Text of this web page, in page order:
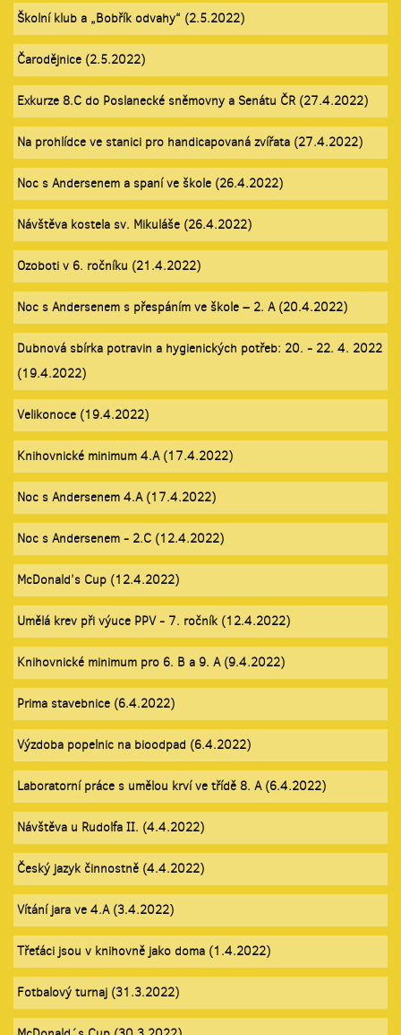
Školní klub a „Bobřík odvahy“ (2.5.2022)
Čarodějnice (2.5.2022)
Exkurze 8.C do Poslanecké sněmovny a Senátu ČR (27.4.2022)
Na prohlídce ve stanici pro handicapovaná zvířata (27.4.2022)
Noc s Andersenem a spaní ve škole (26.4.2022)
Návštěva kostela sv. Mikuláše (26.4.2022)
Ozoboti v 6. ročníku (21.4.2022)
Noc s Andersenem s přespáním ve škole – 2. A (20.4.2022)
Dubnová sbírka potravin a hygienických potřeb: 20. - 22. 4. 2022
(19.4.2022)
Velikonoce (19.4.2022)
Knihovnické minimum 4.A (17.4.2022)
Noc s Andersenem 4.A (17.4.2022)
Noc s Andersenem - 2.C (12.4.2022)
McDonald’s Cup (12.4.2022)
Umělá krev při výuce PPV - 7. ročník (12.4.2022)
Knihovnické minimum pro 6. B a 9. A (9.4.2022)
Prima stavebnice (6.4.2022)
Výzdoba popelnic na bioodpad (6.4.2022)
Laboratorní práce s umělou krví ve třídě 8. A (6.4.2022)
Návštěva u Rudolfa II. (4.4.2022)
Český jazyk činnostně (4.4.2022)
Vítání jara ve 4.A (3.4.2022)
Třeťáci jsou v knihovně jako doma (1.4.2022)
Fotbalový turnaj (31.3.2022)